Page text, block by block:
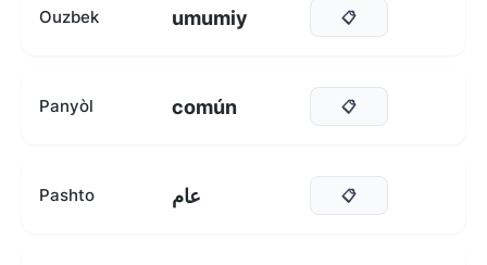
Ouzbek umumiy 📋
Panyòl común 📋
Pashto عام 📋